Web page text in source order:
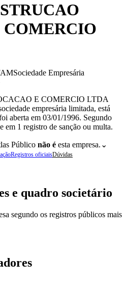
Sociedade Empresária
E COMERCIO LTDA
empresária limitada, está
aberta em 03/01/1996. Segundo
em 1 registro de sanção ou multa.
Público não éesta empresa. ⌄
Registros oficiaisDúvidas
e quadro societário
segundo os registros públicos mais